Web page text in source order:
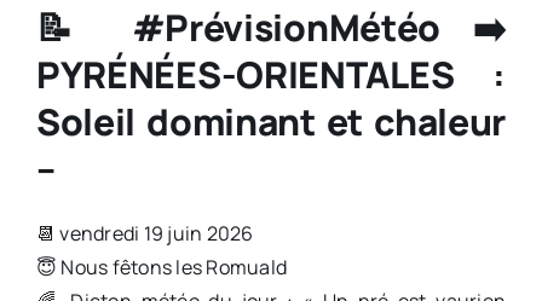
📝 #PrévisionMétéo ➡️
PYRÉNÉES-ORIENTALES :
Soleil dominant et chaleur
–
📆 vendredi 19 juin 2026
😇 Nous fêtons les Romuald